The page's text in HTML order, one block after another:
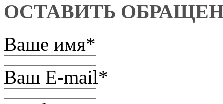
ОСТАВИТЬ
Ваше имя*
Ваш E-mail*